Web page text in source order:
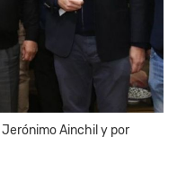
Ainchil y por